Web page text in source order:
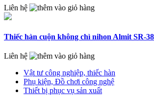
Liên hệ
Thiếc hàn cuộn không chì nihon Almit SR-
Liên hệ
Vật tư công nghiệp, thiếc hàn
Phụ kiện, Đồ chơi công nghệ
Thiết bị phục vụ sản xuất